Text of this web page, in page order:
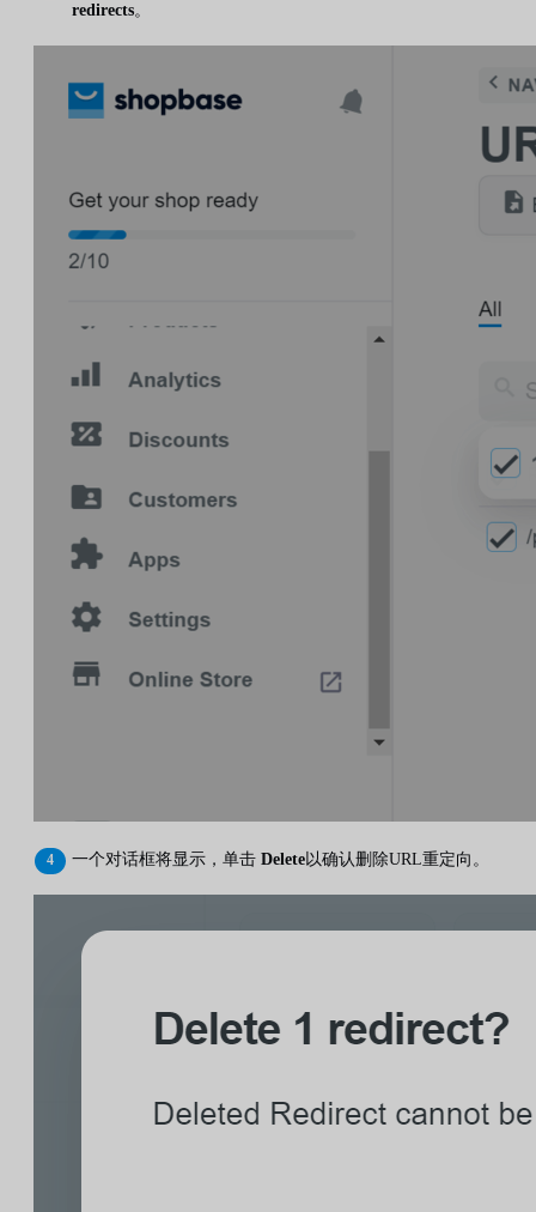
redirects。
一个对话框将显示，单击 Delete以确认删除URL重定向。